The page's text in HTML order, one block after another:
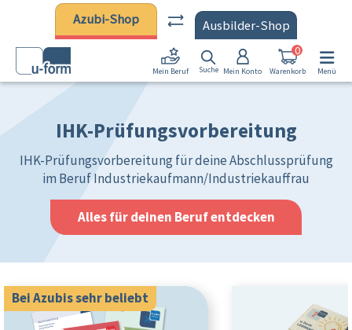
Zum Hauptinhalt springen
Azubi-Shop Ausbilder-Shop
Mein Beruf Suche Mein Konto Warenkorb
0
Menü
IHK-Prüfungsvorbereitung
IHK-Prüfungsvorbereitung für deine Abschlussprüfung
im Beruf Industriekaufmann/Industriekauffrau
Alles für deinen Beruf entdecken
Bei Azubis sehr beliebt